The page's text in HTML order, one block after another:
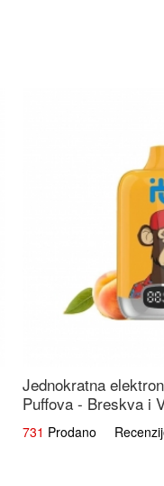
Jednokratna
Puffova - Breskva i
Osježavajuća
731 Prodano